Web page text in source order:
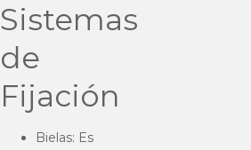
Sistemas
de
Fijación
Bielas: Es